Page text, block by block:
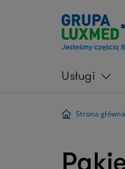
Usługi
Strona główna